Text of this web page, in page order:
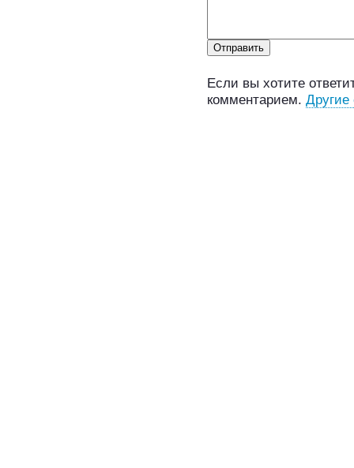
Если вы хотите
комментарием. Другие